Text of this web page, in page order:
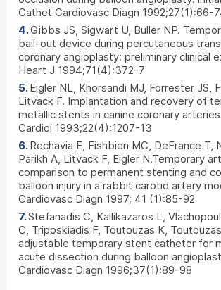
Cathet Cardiovasc Diagn 1992;27(1):66-
Gibbs JS, Sigwart U, Buller NP.
bail-out device during percutaneous
coronary angioplasty: preliminary clinical
Heart J 1994;71(4):372-7
Eigler NL, Khorsandi MJ, Forrester JS,
Litvack F. Implantation and recovery of
metallic stents in canine coronary
Cardiol 1993;22(4):1207-13
Rechavia E, Fishbien MC, DeFrance T,
Parikh A, Litvack F, Eigler N.Temporary
comparison to permanent stenting and
balloon injury in a rabbit carotid artery
Cardiovasc Diagn 1997; 41 (1):85-92
Stefanadis C, Kallikazaros L,
C, Triposkiadis F, Toutouzas K,
adjustable temporary stent catheter for
acute dissection during balloon
Cardiovasc Diagn 1996;37(1):89-98